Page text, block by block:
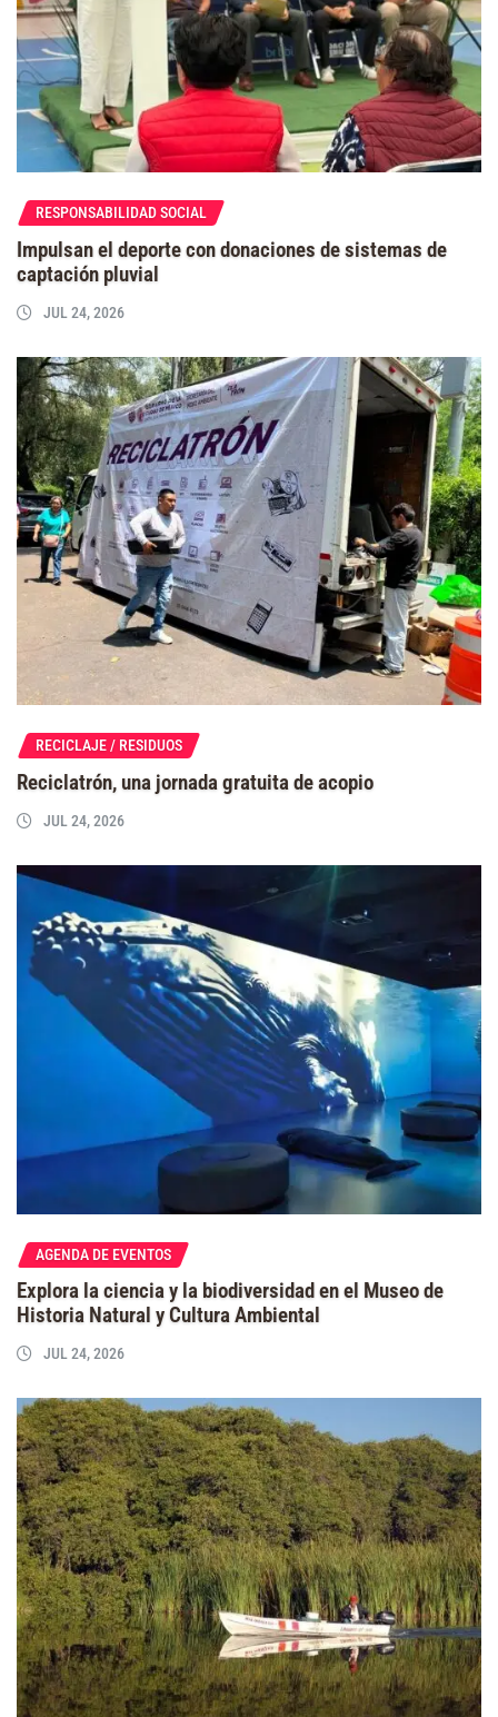
RESPONSABILIDAD SOCIAL
Impulsan el deporte con donaciones de sistemas de
captación pluvial
JUL 24, 2026
RECICLAJE / RESIDUOS
Reciclatrón, una jornada gratuita de acopio
JUL 24, 2026
AGENDA DE EVENTOS
Explora la ciencia y la biodiversidad en el Museo de
Historia Natural y Cultura Ambiental
JUL 24, 2026